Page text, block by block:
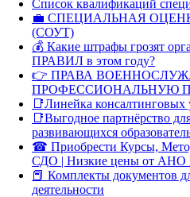
Список квалификаций
💼 СПЕЦИАЛЬНАЯ
(СОУТ)
💰 Какие штрафы грозят
ПРАВИЛ в этом году?
👉 ПРАВА
ПРОФЕССИОНАЛЬНУЮ
📑Линейка консалтинговых
📑Выгодное партнёрство
развивающихся
☎ Приобрести Курсы,
СДО | Низкие цены от
📕 Комплекты документов
деятельности